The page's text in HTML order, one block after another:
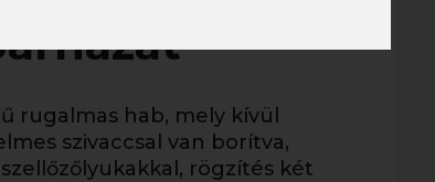
rugalmas hab, mely kívül
szivaccsal van borítva,
rögzítés két